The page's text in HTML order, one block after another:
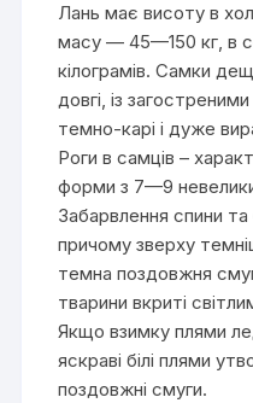
Лань має висоту в
масу — 45—150 кг, в
кілограмів. Самки
довгі, із
темно-карі і дуже
Роги в самців –
форми з 7—9
Забарвлення спини та
причому зверху
темна поздовжня
тварини вкриті
Якщо взимку плями
яскраві білі плями
поздовжні смуги.